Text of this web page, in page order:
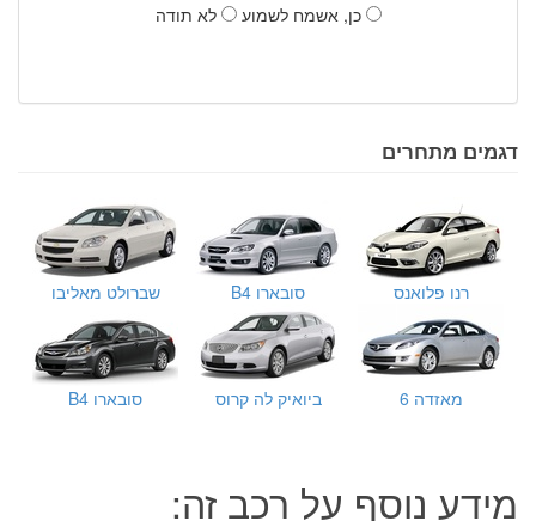
כן, אשמח לשמוע
לא תודה
דגמים מתחרים
רנו פלואנס סובארו B4 שברולט מאליבו
מאזדה 6 ביואיק לה קרוס סובארו B4
מידע נוסף על רכב זה: